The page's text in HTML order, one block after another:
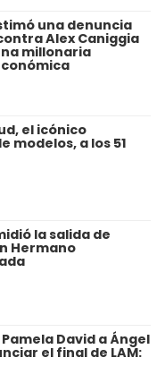
una denuncia
Alex Caniggia
millonaria
el icónico
modelos, a los 51
la salida de
Hermano
David a Ángel
el final de LAM: